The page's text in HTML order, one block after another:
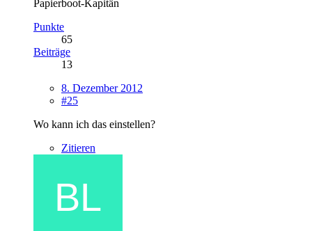
Papierboot-Kapitän
Punkte
65
Beiträge
13
8. Dezember 2012
#25
Wo kann ich das einstellen?
Zitieren